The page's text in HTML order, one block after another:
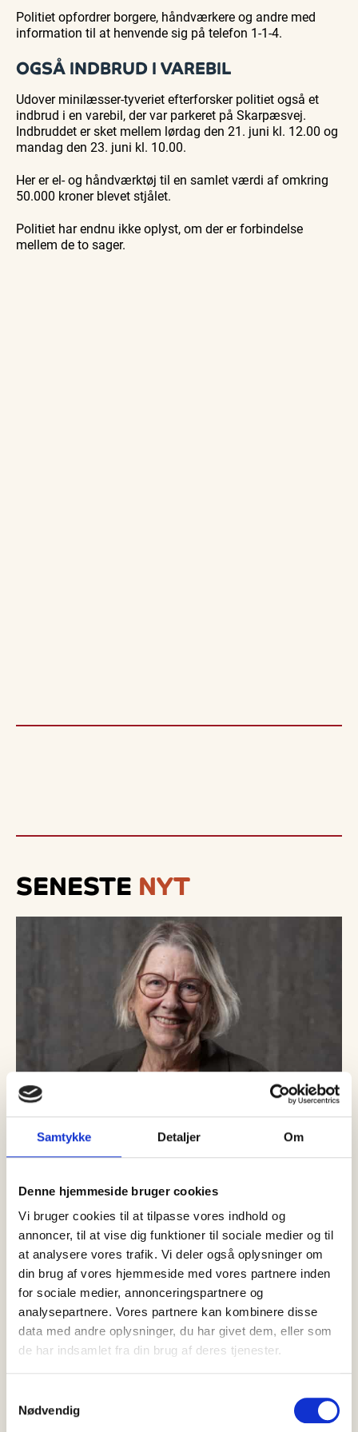
Samtykke Detaljer Om
Denne hjemmeside bruger cookies
Vi bruger cookies til at tilpasse vores indhold og
annoncer, til at vise dig funktioner til sociale medier og til
at analysere vores trafik. Vi deler også oplysninger om
din brug af vores hjemmeside med vores partnere inden
for sociale medier, annonceringspartnere og
analysepartnere. Vores partnere kan kombinere disse
data med andre oplysninger, du har givet dem, eller som
de har indsamlet fra din brug af deres tjenester.
Nødvendig
Politiet opfordrer borgere, håndværkere og andre med
information til at henvende sig på telefon 1-1-4.
OGSÅ INDBRUD I VAREBIL
Udover minilæsser-tyveriet efterforsker politiet også et
indbrud i en varebil, der var parkeret på Skarpæsvej.
Indbruddet er sket mellem lørdag den 21. juni kl. 12.00 og
mandag den 23. juni kl. 10.00.
Her er el- og håndværktøj til en samlet værdi af omkring
50.000 kroner blevet stjålet.
Politiet har endnu ikke oplyst, om der er forbindelse
mellem de to sager.
SENESTE NYT
Indlæg: Havnens betydning for
Skagen
Er der noget, der kan få mig op i det røde felt, er det, når jeg på
diverse sociale medier…